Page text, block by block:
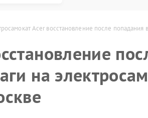
Acer восстановление после попадания
на